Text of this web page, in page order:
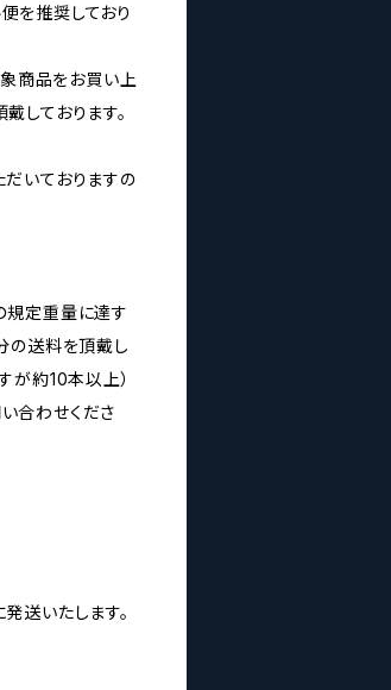
を推奨しており
商品をお買い上
しております。
いておりますの
規定重量に達す
の送料を頂戴し
が約10本以上）
合わせくださ
送いたします。